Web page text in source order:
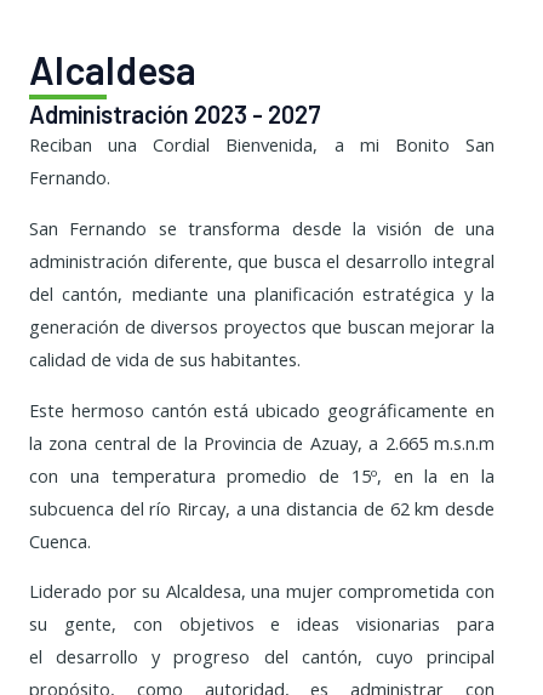
Alcaldesa
Administración 2023 - 2027
Reciban una Cordial Bienvenida, a mi Bonito San
Fernando.
San Fernando se transforma desde la visión de una
administración diferente, que busca el desarrollo integral
del cantón, mediante una planificación estratégica y la
generación de diversos proyectos que buscan mejorar la
calidad de vida de sus habitantes.
Este hermoso cantón está ubicado geográficamente en
la zona central de la Provincia de Azuay, a 2.665 m.s.n.m
con una temperatura promedio de 15º, en la en la
subcuenca del río Rircay, a una distancia de 62 km desde
Cuenca.
Liderado por su Alcaldesa, una mujer comprometida con
su gente, con objetivos e ideas visionarias para
el desarrollo y progreso del cantón, cuyo principal
propósito, como autoridad, es administrar con